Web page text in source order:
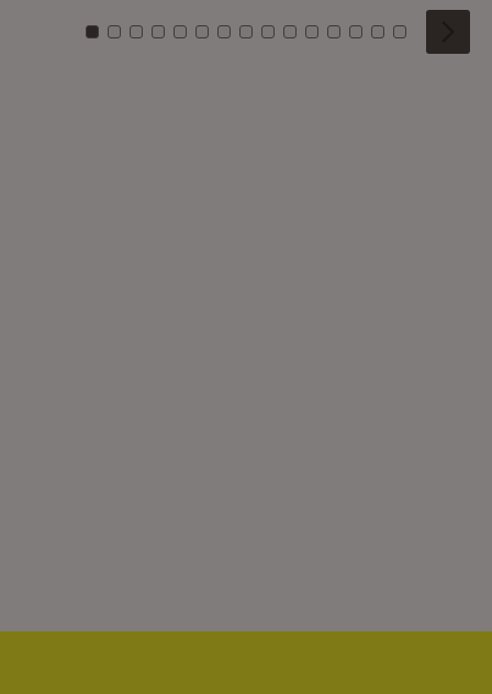
Zu Kachel: 0
Zu Kachel: 1
Zu Kachel: 2
Zu Kachel: 3
Zu Kachel: 4
Zu Kachel: 5
Zu Kachel: 6
Zu Kachel: 7
Zu Kachel: 8
Zu Kachel: 9
Zu Kachel: 10
Zu Kachel: 11
Zu Kachel: 12
Zu Kachel:
Zu